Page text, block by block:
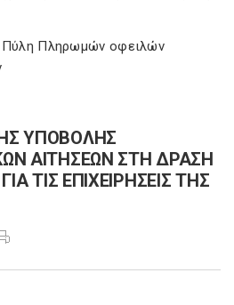
Πύλη Πληρωμών οφειλών
ΥΠΟΒΟΛΗΣ
ΑΙΤΗΣΕΩΝ ΣΤΗ ΔΡΑΣΗ
ΤΙΣ ΕΠΙΧΕΙΡΗΣΕΙΣ ΤΗΣ